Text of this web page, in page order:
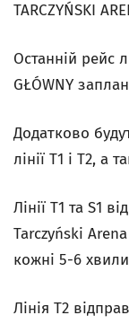
TARCZYŃSKI
Останній рейс
GŁÓWNY
Додатково
лінії Т1 і Т2, а
Лінії T1 та S1
Tarczyński
кожні 5-6
Лінія Т2